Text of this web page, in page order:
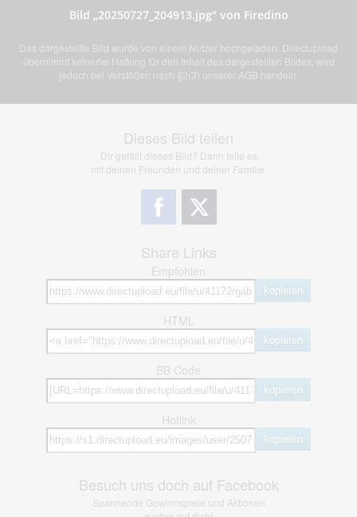
Bild „20250727_204913.jpg” von Firedino
Das dargestellte Bild wurde von einem Nutzer hochgeladen. Directupload
übernimmt keinerlei Haftung für den Inhalt des dargestellten Bildes, wird
jedoch bei Verstößen nach §2(3) unserer AGB handeln.
Dieses Bild teilen
Dir gefällt dieses Bild? Dann teile es
mit deinen Freunden und deiner Familie.
Share Links
Empfohlen
kopieren
HTML
kopieren
BB Code
kopieren
Hotlink
kopieren
Besuch uns doch auf Facebook
Spannende Gewinnspiele und Aktionen